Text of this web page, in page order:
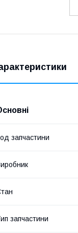
запчастини
запчастини